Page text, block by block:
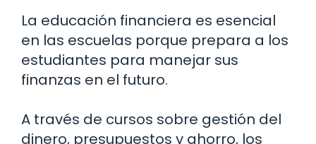
La educación financiera es esencial
en las escuelas porque prepara a los
estudiantes para manejar sus
finanzas en el futuro.
A través de cursos sobre gestión del
dinero, presupuestos y ahorro, los